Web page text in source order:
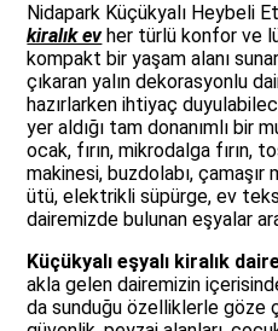
Nidapark Küçükyalı Heybeli
kiralık evher türlü konfor ve
kompakt bir yaşam alanı
çıkaran yalın dekorasyonlu
hazırlarken ihtiyaç
yer aldığı tam donanımlı bir
ocak, fırın, mikrodalga fırın,
makinesi, buzdolabı,
ütü, elektrikli süpürge, ev
dairemizde bulunan eşyalar
Küçükyalı eşyalı kiralık
akla gelen dairemizin
da sunduğu özelliklerle göze